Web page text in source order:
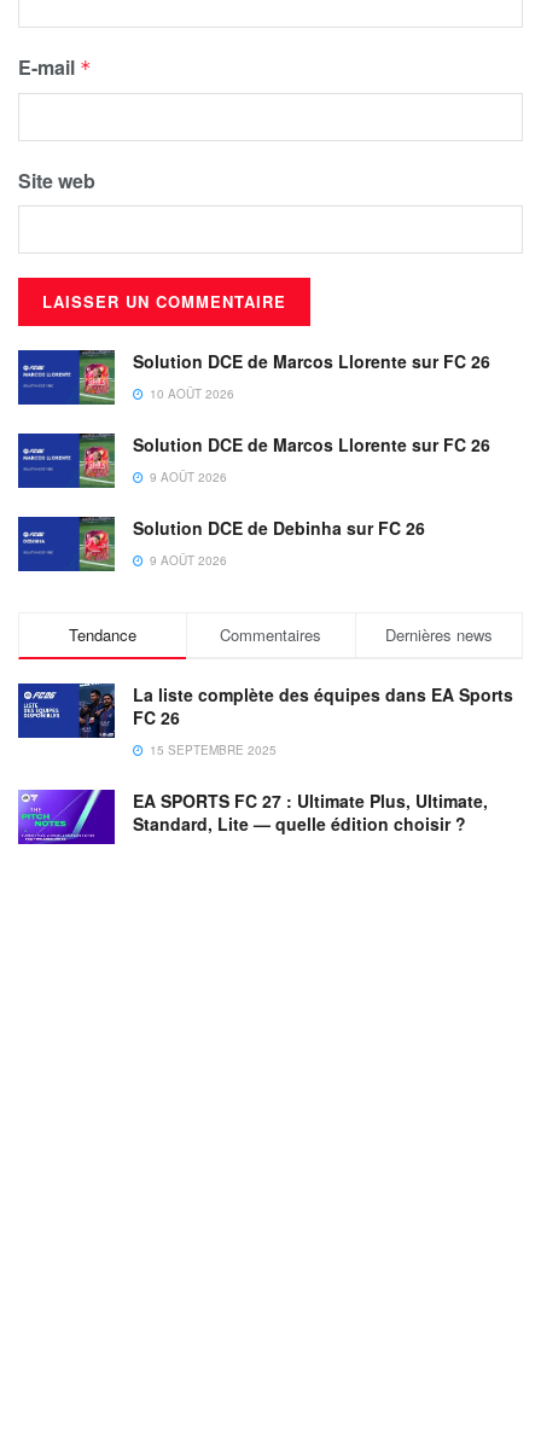
E-mail *
Site web
Solution DCE de Marcos Llorente sur FC 26
10 AOÛT 2026
Solution DCE de Marcos Llorente sur FC 26
9 AOÛT 2026
Solution DCE de Debinha sur FC 26
9 AOÛT 2026
Tendance Commentaires Dernières news
La liste complète des équipes dans EA Sports
FC 26
15 SEPTEMBRE 2025
EA SPORTS FC 27 : Ultimate Plus, Ultimate,
Standard, Lite — quelle édition choisir ?